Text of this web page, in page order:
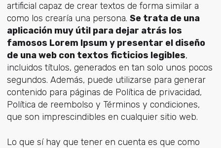
artificial capaz de crear textos de forma similar a
como los crearía una persona. Se trata de una
aplicación muy útil para dejar atrás los
famosos Lorem Ipsum y presentar el diseño
de una web con textos ficticios legibles,
incluidos títulos, generados en tan solo unos pocos
segundos. Además, puede utilizarse para generar
contenido para páginas de Política de privacidad,
Política de reembolso y Términos y condiciones,
que son imprescindibles en cualquier sitio web.
Lo que sí hay que tener en cuenta es que como